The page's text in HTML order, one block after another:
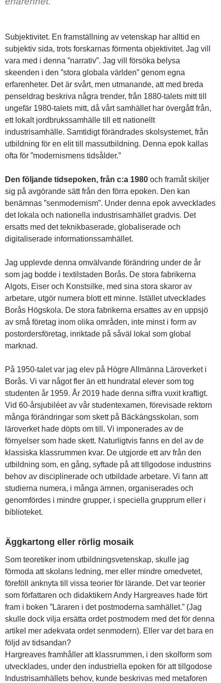
Subjektivitet. En framställning av vetenskap har alltid en
subjektiv sida, trots forskarnas förmenta objektivitet. Jag vill
vara med i denna ”narrativ”. Jag vill försöka belysa
skeenden i den ”stora globala världen” genom egna
erfarenheter. Det är svårt, men utmanande, att med breda
penseldrag beskriva några trender, från 1880-talets mitt till
ungefär 1980-talets mitt, då vårt samhället har övergått från,
ett lokalt jordbrukssamhälle till ett nationellt
industrisamhälle. Samtidigt förändrades skolsystemet, från
utbildning för en elit till massutbildning. Denna epok kallas
ofta för ”modernismens tidsålder.”
Den följande tidsepoken, från c:a 1980 och framåt skiljer
sig på avgörande sätt från den förra epoken. Den kan
benämnas ”senmodernism”. Under denna epok avvecklades
det lokala och nationella industrisamhället gradvis. Det
ersatts med det teknikbaserade, globaliserade och
digitaliserade informationssamhället.
Jag upplevde denna omvälvande förändring under de år
som jag bodde i textilstaden Borås. De stora fabrikerna
Algots, Eiser och Konstsilke, med sina stora skaror av
arbetare, utgör numera blott ett minne. Istället utvecklades
Borås Högskola. De stora fabrikerna ersattes av en uppsjö
av små företag inom olika områden, inte minst i form av
postordersföretag, inriktade på såväl lokal som global
marknad.
På 1950-talet var jag elev på Högre Allmänna Läroverket i
Borås. Vi var något fler än ett hundratal elever som tog
studenten år 1959. År 2019 hade denna siffra vuxit kraftigt.
Vid 60-årsjubiléet av vår studentexamen, förevisade rektorn
många förändringar som skett på Bäckängsskolan, som
läroverket hade döpts om till. Vi imponerades av de
förnyelser som hade skett. Naturligtvis fanns en del av de
klassiska klassrummen kvar. De utgjorde ett arv från den
utbildning som, en gång, syftade på att tillgodose industrins
behov av disciplinerade och utbildade arbetare. Vi fann att
studierna numera, i många ämnen, organiserades och
genomfördes i mindre grupper, i speciella grupprum eller i
biblioteket.
Äggkartong eller rörlig mosaik
Som teoretiker inom utbildningsvetenskap, skulle jag
förmoda att skolans ledning, mer eller mindre omedvetet,
föreföll anknyta till vissa teorier för lärande. Det var teorier
som författaren och didaktikern Andy Hargreaves hade fört
fram i boken ”Läraren i det postmoderna samhället.” (Jag
skulle dock vilja ersätta ordet postmodern med det för denna
artikel mer adekvata ordet senmodern). Eller var det bara en
följd av tidsandan?
Hargreaves framhåller att klassrummen, i den skolform som
utvecklades, under den industriella epoken för att tillgodose
Industrisamhällets behov, kunde beskrivas med metaforen